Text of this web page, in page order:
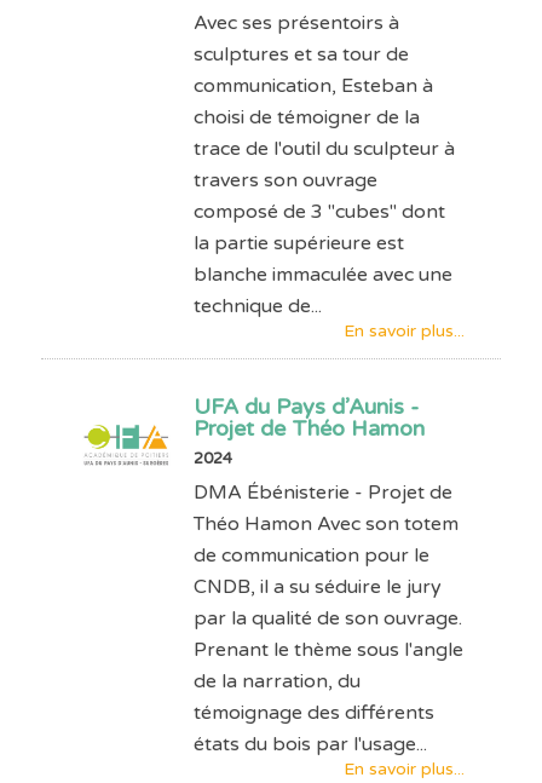
Avec ses présentoirs à
sculptures et sa tour de
communication, Esteban à
choisi de témoigner de la
trace de l'outil du sculpteur à
travers son ouvrage
composé de 3 "cubes" dont
la partie supérieure est
blanche immaculée avec une
technique de...
En savoir plus...
UFA du Pays d’Aunis -
Projet de Théo Hamon
2024
DMA Ébénisterie - Projet de
Théo Hamon Avec son totem
de communication pour le
CNDB, il a su séduire le jury
par la qualité de son ouvrage.
Prenant le thème sous l'angle
de la narration, du
témoignage des différents
états du bois par l'usage...
En savoir plus...